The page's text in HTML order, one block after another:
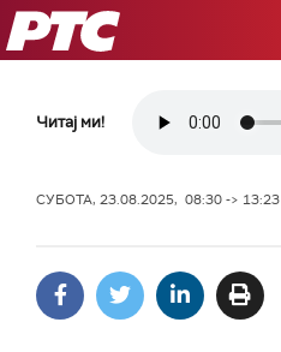
РТС
Читај ми!
СУБОТА, 23.08.2025, 08:30 -> 13:23